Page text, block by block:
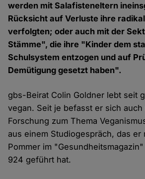
werden mit Salafisteneltern
Rücksicht auf Verluste ihre
verfolgten; oder auch mit der
Stämme", die ihre "Kinder dem
Schulsystem entzogen und auf
Demütigung gesetzt haben".
gbs-Beirat Colin Goldner lebt seit
vegan. Seit je befasst er sich auch
Forschung zum Thema
aus einem Studiogespräch, das er
Pommer im
924 geführt hat.